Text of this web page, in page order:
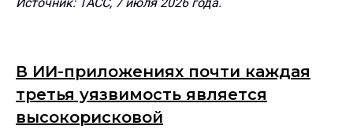
В ИИ-приложениях почти каждая
третья уязвимость является
высокорисковой